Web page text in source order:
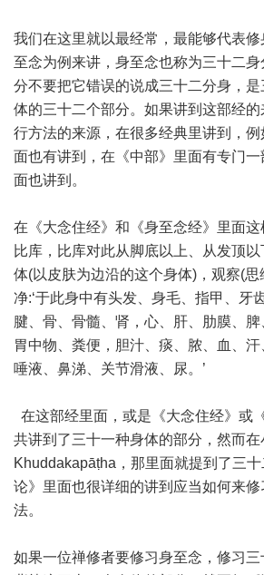
我们在这里就以最经常，最能够代表
至念为例来讲，身至念也称为三十二
分不要把它错误的说成三十二分身，
体的三十二个部分。如果讲到这部经
行方法的来源，在很多经典里讲到，
面也有讲到，在《中部》里面有专门
面也讲到。
在《大念住经》和《身至念经》里面
比库，比库对此从脚底以上、从发顶
体(以皮肤为边沿的这个身体)，观察(思
净:‘于此身中有头发、身毛、指甲、牙
腱、骨、骨髓、肾，心、肝、肋膜、脾
胃中物、粪便，胆汁、痰、脓、血、汗
唾液、鼻涕、关节滑液、尿。’
在这部经里面，或是《大念住经》或
共讲到了三十一种身体的部分，然而在
Khuddakapāṭha，那里面就提到了三
论》里面也很详细的讲到应当如何来
法。
如果一位禅修者要修习身至念，修习